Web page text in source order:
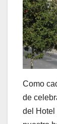
Como
de
del Hotel